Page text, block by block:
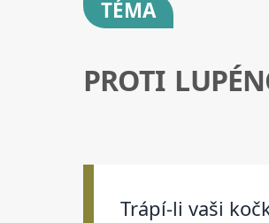
TÉMA
PROTI
Trápí-li vaši